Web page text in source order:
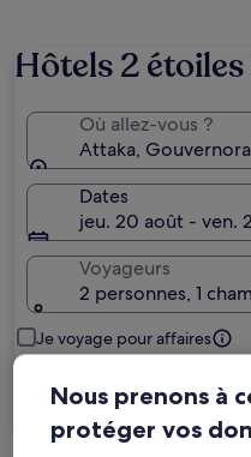
Hôtels 2
Où allez-vous ?
Attaka,
Dates
jeu. 20 août - ven.
Voyageurs
2 personnes, 1
Je voyage pour affaires
Nous prenons à
protéger vos